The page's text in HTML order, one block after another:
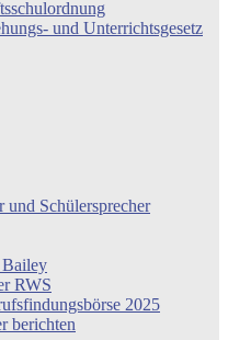
und Unterrichtsgesetz
und Schülersprecher
Bailey
RWS
2025
berichten